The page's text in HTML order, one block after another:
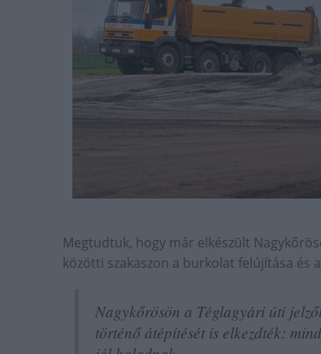
Megtudtuk, hogy már elkészült
közötti szakaszon a burkolat felújítása és
Nagykőrösön a Téglagyári úti
történő átépítését is elkezdték: